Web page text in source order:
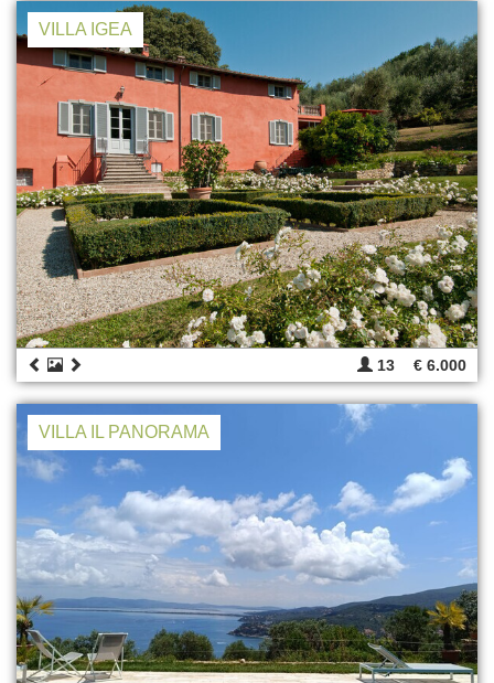
VILLA IGEA
13 € 6.000
VILLA IL PANORAMA